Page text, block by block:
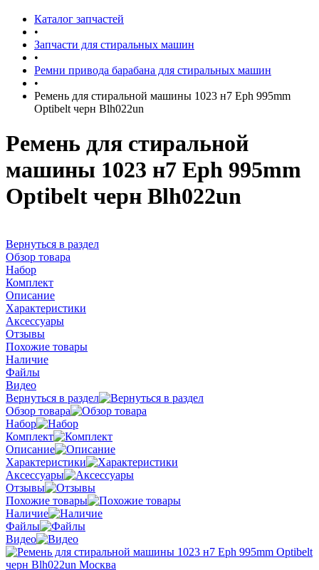
Каталог запчастей
•
Запчасти для стиральных машин
•
Ремни привода барабана для стиральных машин
•
Ремень для стиральной машины 1023 н7 Eph 995mm
Optibelt черн Blh022un
Ремень для стиральной
машины 1023 н7 Eph 995mm
Optibelt черн Blh022un
Вернуться в раздел
Обзор товара
Набор
Комплект
Описание
Характеристики
Аксессуары
Отзывы
Похожие товары
Наличие
Файлы
Видео
Вернуться в раздел
Обзор товара
Набор
Комплект
Описание
Характеристики
Аксессуары
Отзывы
Похожие товары
Наличие
Файлы
Видео